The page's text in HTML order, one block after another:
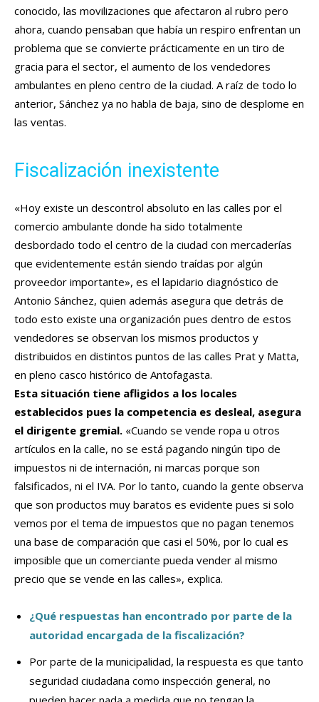
conocido, las movilizaciones que afectaron al rubro pero
ahora, cuando pensaban que había un respiro enfrentan un
problema que se convierte prácticamente en un tiro de
gracia para el sector, el aumento de los vendedores
ambulantes en pleno centro de la ciudad. A raíz de todo lo
anterior, Sánchez ya no habla de baja, sino de desplome en
las ventas.
Fiscalización inexistente
«Hoy existe un descontrol absoluto en las calles por el
comercio ambulante donde ha sido totalmente
desbordado todo el centro de la ciudad con mercaderías
que evidentemente están siendo traídas por algún
proveedor importante», es el lapidario diagnóstico de
Antonio Sánchez, quien además asegura que detrás de
todo esto existe una organización pues dentro de estos
vendedores se observan los mismos productos y
distribuidos en distintos puntos de las calles Prat y Matta,
en pleno casco histórico de Antofagasta.
Esta situación tiene afligidos a los locales
establecidos pues la competencia es desleal, asegura
el dirigente gremial. «Cuando se vende ropa u otros
artículos en la calle, no se está pagando ningún tipo de
impuestos ni de internación, ni marcas porque son
falsificados, ni el IVA. Por lo tanto, cuando la gente observa
que son productos muy baratos es evidente pues si solo
vemos por el tema de impuestos que no pagan tenemos
una base de comparación que casi el 50%, por lo cual es
imposible que un comerciante pueda vender al mismo
precio que se vende en las calles», explica.
¿Qué respuestas han encontrado por parte de la
autoridad encargada de la fiscalización?
Por parte de la municipalidad, la respuesta es que tanto
seguridad ciudadana como inspección general, no